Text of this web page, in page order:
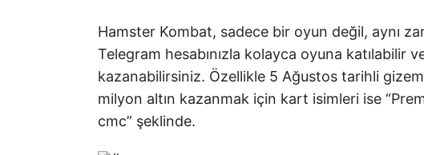
Hamster Kombat, sadece bir oyun değil, aynı
Telegram hesabınızla kolayca oyuna katılabilir
kazanabilirsiniz. Özellikle 5 Ağustos tarihli
milyon altın kazanmak için kart isimleri ise
cmc” şeklinde.